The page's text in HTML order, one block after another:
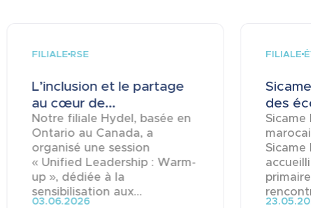
FILIALERSE
L’inclusion et le partage
au cœur de...
Notre filiale Hydel, basée en
Ontario au Canada, a
organisé une session
« Unified Leadership : Warm-
up », dédiée à la
sensibilisation aux...
03.06.2026
FILIALE
des
Sicame
Sicame